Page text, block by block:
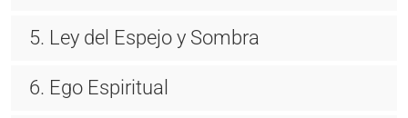
5. Ley del Espejo y Sombra
6. Ego Espiritual